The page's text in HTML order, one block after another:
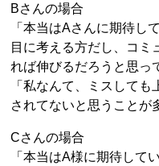
Bさんの場合
「本当はAさんに期待し
目に考える方だし、コミ
れば伸びるだろうと思っ
「私なんて、ミスして
されてないと思うことが
Cさんの場合
「本当はA様に期待して